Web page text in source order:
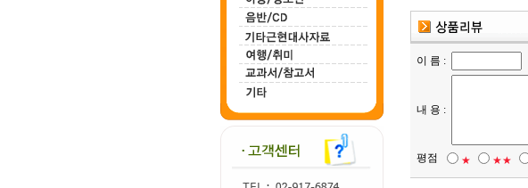
이 름 :
내 용 :
평점 ★ ★★